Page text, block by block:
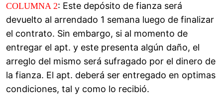
COLUMNA 2: Este depósito de fianza será
devuelto al arrendado 1 semana luego de finalizar
el contrato. Sin embargo, si al momento de
entregar el apt. y este presenta algún daño, el
arreglo del mismo será sufragado por el dinero de
la fianza. El apt. deberá ser entregado en optimas
condiciones, tal y como lo recibió.